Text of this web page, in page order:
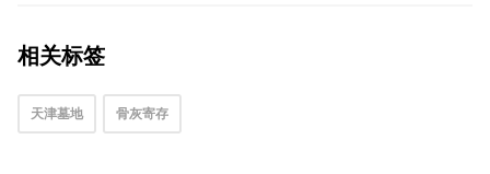
相关标签
天津墓地 骨灰寄存